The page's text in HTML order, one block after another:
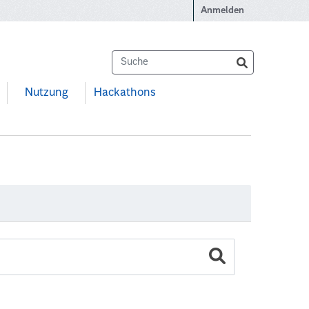
Anmelden
Nutzung Hackathons